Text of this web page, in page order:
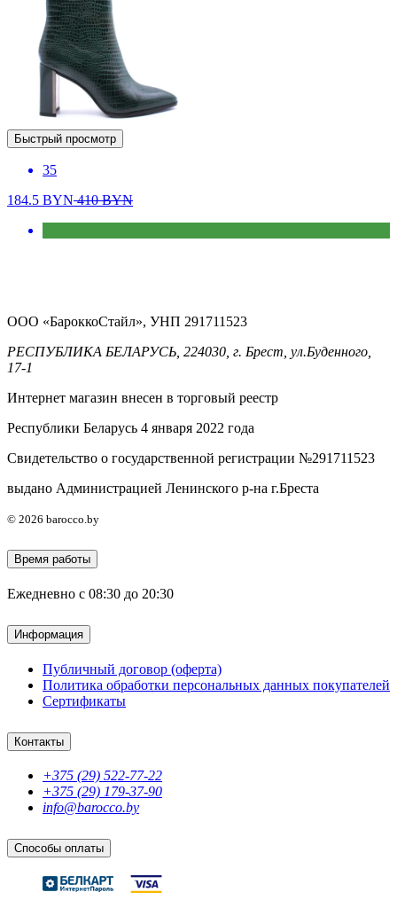
Быстрый просмотр
35
184.5 BYN410BYN
ООО «БароккоСтайл», УНП 291711523
РЕСПУБЛИКА БЕЛАРУСЬ, 224030, г. Брест, ул.Буденного,
17-1
Интернет магазин внесен в торговый реестр
Республики Беларусь 4 января 2022 года
Свидетельство о государственной регистрации №291711523
выдано Администрацией Ленинского р-на г.Бреста
© 2026 barocco.by
Время работы
Ежедневно с 08:30 до 20:30
Информация
Публичный договор (оферта)
Политика обработки персональных данных покупателей
Сертификаты
Контакты
+375 (29) 522-77-22
+375 (29) 179-37-90
info@barocco.by
Способы оплаты